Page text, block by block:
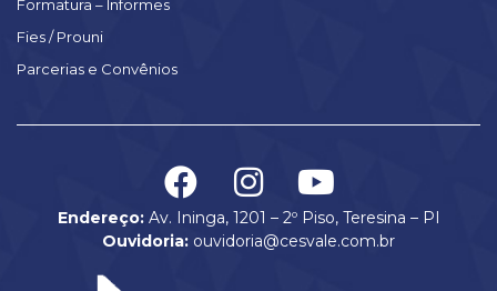
Formatura – Informes
Fies / Prouni
Parcerias e Convênios
Endereço:Av. Ininga, 1201 – 2º Piso, Teresina – PI
Ouvidoria: ouvidoria@cesvale.com.br